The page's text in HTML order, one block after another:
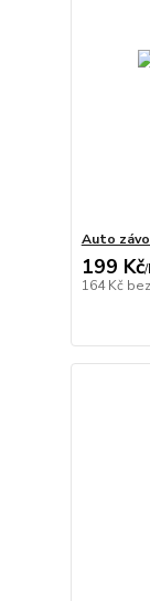
Auto
199 Kč/
164 Kč